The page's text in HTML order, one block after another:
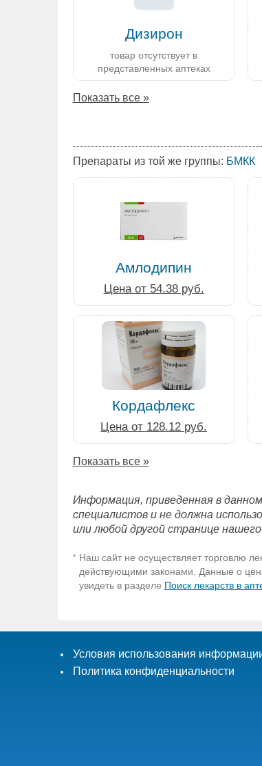
Дизирон
товар отсутствует в
представленных аптеках
Показать все »
Препараты из той же группы: БМКК
Амлодипин
Цена от 54.38 руб.
Кордафлекс
Цена от 128.12 руб.
Показать все »
Информация, приведенная в
специалистов и не должна
или любой другой странице
* Наш сайт не осуществляет торговлю
действующими законами. Данные о
увидеть в разделе Поиск лекарств в
Условия использования
Политика конфиденциальности